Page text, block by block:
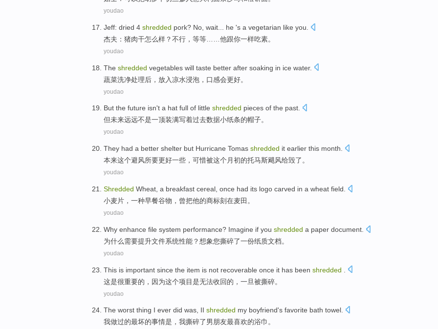
youdao
Jeff: dried 4 shredded pork? No wait he 's a vegetarian like you
杰夫 ： 猪肉干怎么样？不行 ， 等等 他跟你一样吃素。
youdao
The shredded vegetables will taste better after soaking in ice water.
蔬菜洗净处理后 ，放入凉水浸泡 ， 口感会更好。
youdao
But the future isn't a hat full of little shredded pieces of the past.
但未来远远不是一顶装满写着过去数据小纸条的帽子。
youdao
They had a better shelter but Hurricane Tomas shredded it earlier this month
本来这个避风所要更好一些 ，可惜被这个 月初的托马斯飓风给毁了。
youdao
Shredded Wheat, a breakfast cereal once had its logo carved in a wheat field.
小麦片 ， 一种早餐谷物 ， 曾把他的商标刻在麦田 。
youdao
Why enhance file system performance? Imagine if you shredded a paper document
为什么需要提升文件系统性能 ？想象您撕碎了一份纸质文档。
youdao
This is important since the item is not recoverable once it has been shredded
这是很重要的， 因为这个项目是无法收回的， 一旦被撕碎。
youdao
The worst thing I ever did was, II shredded my boyfriend's favorite bath towel.
我做过的最坏的事情是 ，我撕碎了男朋友最喜欢的浴巾 。